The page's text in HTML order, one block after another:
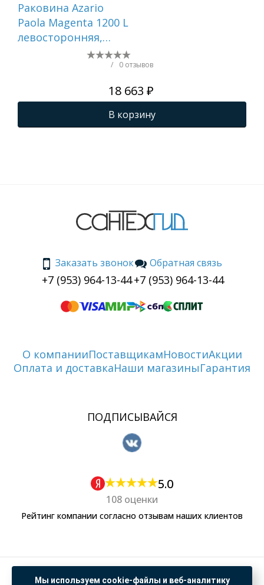
Раковина Azario
Paola Magenta 1200 L
левосторонняя,
литьевой мрамор,
белый () CS00078451
/ 0 отзывов
18 663 ₽
В корзину
Заказать звонок
+7 (953) 964-13-44
Обратная связь
+7 (953) 964-13-44
О компанииПоставщикамНовостиАкции
Оплата и доставкаНаши магазиныГарантия
ПОДПИСЫВАЙСЯ
5.0
108 оценки
Рейтинг компании согласно отзывам наших клиентов
Политика обработки персональных данных
Мы используем cookie-файлы и веб-аналитику